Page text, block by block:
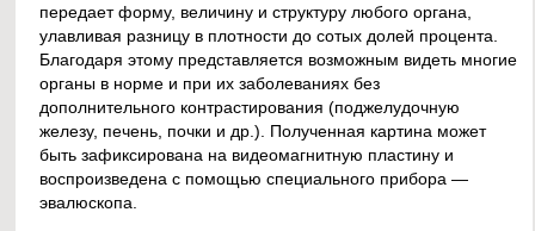
передает форму, величину и структуру любого органа,
улавливая разницу в плотности до сотых долей процента.
Благодаря этому представляется возможным видеть многие
органы в норме и при их заболеваниях без
дополнительного контрастирования (поджелудочную
железу, печень, почки и др.). Полученная картина может
быть зафиксирована на видеомагнитную пластину и
воспроизведена с помощью специального прибора —
эвалюскопа.